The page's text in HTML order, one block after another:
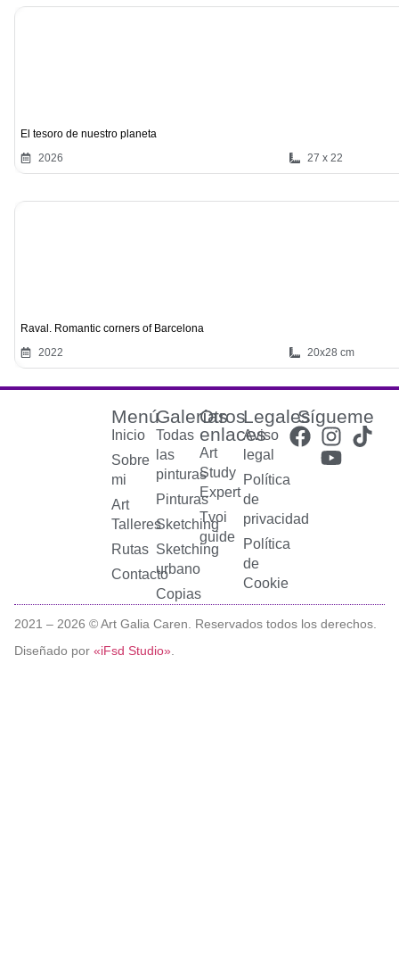
El tesoro de nuestro planeta
2026
27 x 22
Raval. Romantic corners of Barcelona
2022
20x28 cm
Menú
Inicio
Sobre
mi
Art
Talleres
Rutas
Contacto
Galerías
Todas
las
pinturas
Pinturas
Sketching
Sketching
urbano
Copias
Otros
enlaces
Art
Study
Expert
Tvoi
guide
Legales
Aviso
legal
Política
de
privacidad
Política
de
Cookie
Sígueme
2021 – 2026 © Art Galia Caren. Reservados todos los derechos.
Diseñado por «iFsd Studio»